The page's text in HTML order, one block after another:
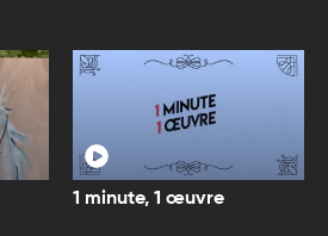
1 minute, 1 œuvre